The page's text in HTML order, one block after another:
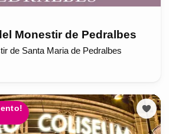
Monestir de Pedralbes
de Santa Maria de Pedralbes